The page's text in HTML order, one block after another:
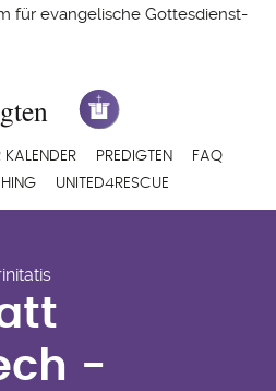
für evangelische Gottesdienst-
KALENDER PREDIGTEN
FAQ
UNITED4RESCUE
-
Gen 12,1-
-